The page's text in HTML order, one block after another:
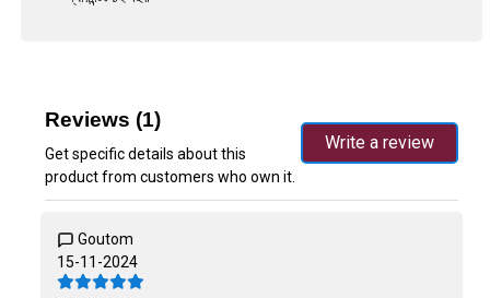
Reviews (1)
Get specific details about this
product from customers who own it.
Write a review
Goutom
15-11-2024